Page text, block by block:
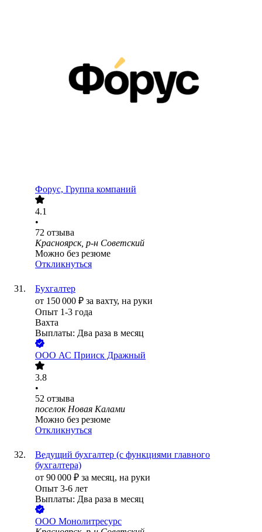
Форус, Группа компаний
4.1
•
72 отзыва
Красноярск, р-н Советский
Можно без резюме
Откликнуться
Бухгалтер
от 150 000 ₽ за вахту, на руки
Опыт 1-3 года
Вахта
Выплаты: Два раза в месяц
ООО АС Прииск Дражный
3.8
•
52 отзыва
поселок Новая Калами
Можно без резюме
Откликнуться
Ведущий бухгалтер (с функциями главного
бухгалтера)
от 90 000 ₽ за месяц, на руки
Опыт 3-6 лет
Выплаты: Два раза в месяц
ООО Монолитресурс